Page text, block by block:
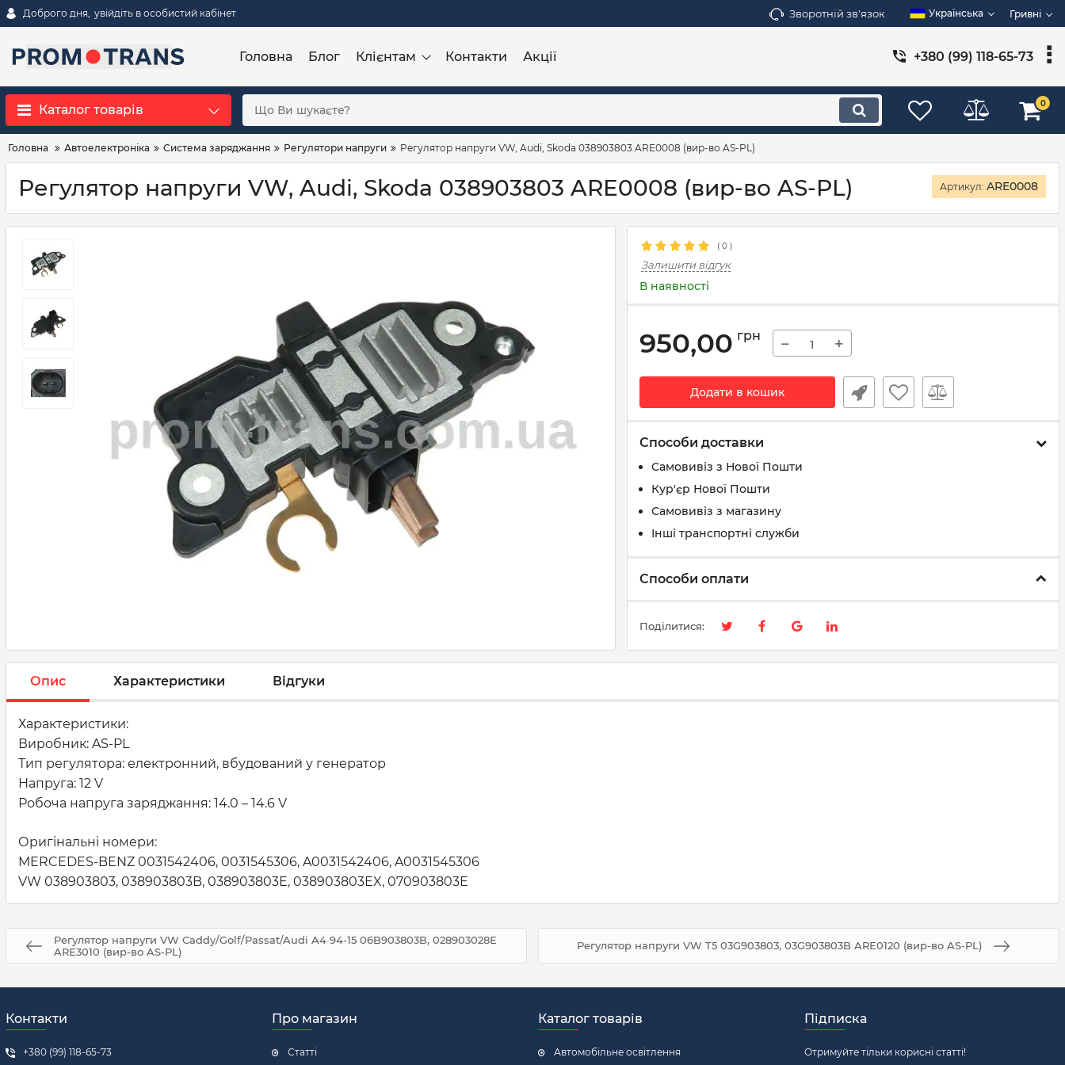
Доброго дня, увійдіть в особистий кабінет Зворотній зв'язок Українська Гривні
Головна Блог Клієнтам Контакти Акції +380 (99) 118-65-73
Каталог товарів 0
Головна Автоелектроніка Система заряджання Регулятори напруги Регулятор напруги VW, Audi, Skoda 038903803 ARE0008 (вир-во AS-PL)
Регулятор напруги VW, Audi, Skoda 038903803 ARE0008 (вир-во AS-PL) Артикул: ARE0008
( 0 )
Залишити відгук
В наявності
950,00 грн − +
Додати в кошик
Способи доставки
Самовивіз з Нової Пошти
Кур'єр Нової Пошти
Самовивіз з магазину
Інші транспортні служби
Способи оплати
Поділитися:
Опис Характеристики Відгуки
Характеристики:
Виробник: AS-PL
Тип регулятора: електронний, вбудований у генератор
Напруга: 12 V
Робоча напруга заряджання: 14.0 – 14.6 V
Оригінальні номери:
MERCEDES-BENZ 0031542406, 0031545306, A0031542406, A0031545306
VW 038903803, 038903803B, 038903803E, 038903803EX, 070903803E
Регулятор напруги VW Caddy/Golf/Passat/Audi A4 94-15 06B903803B, 028903028E
ARE3010 (вир-во AS-PL)
Регулятор напруги VW T5 03G903803, 03G903803B ARE0120 (вир-во AS-PL)
Контакти
+380 (99) 118-65-73
Про магазин
Статті
Каталог товарів
Автомобільне освітлення
Підписка
Отримуйте тільки корисні статті!